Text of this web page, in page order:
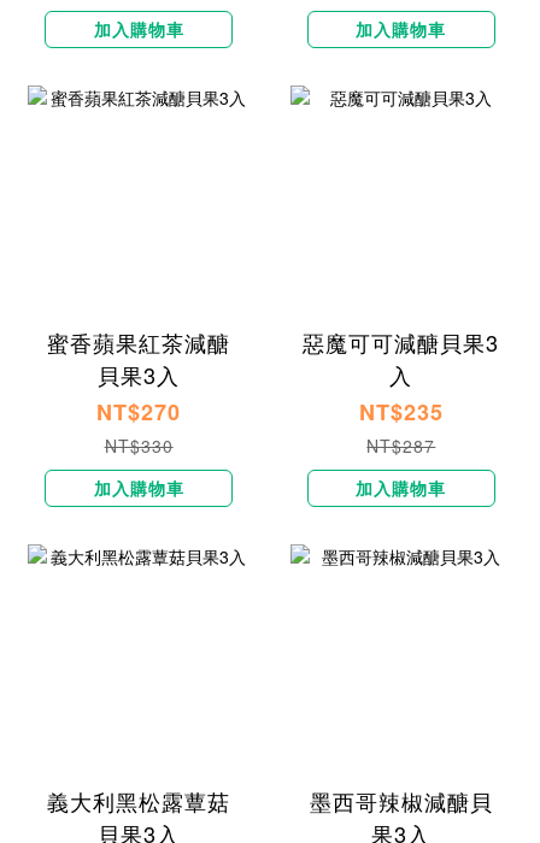
加入購物車
加入購物車
蜜香蘋果紅茶減醣
貝果3入
NT$270
NT$330
加入購物車
惡魔可可減醣貝果3
入
NT$235
NT$287
加入購物車
義大利黑松露蕈菇
貝果3入
墨西哥辣椒減醣貝
果3入